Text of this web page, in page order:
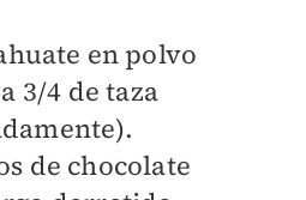
en polvo
3/4 de taza
de chocolate